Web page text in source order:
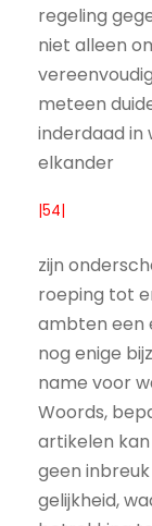
regeling
niet alleen
meteen
inderdaad in
elkander
|54|
zijn
roeping tot
ambten een
nog enige
name voor
Woords,
artikelen
geen
gelijkheid,